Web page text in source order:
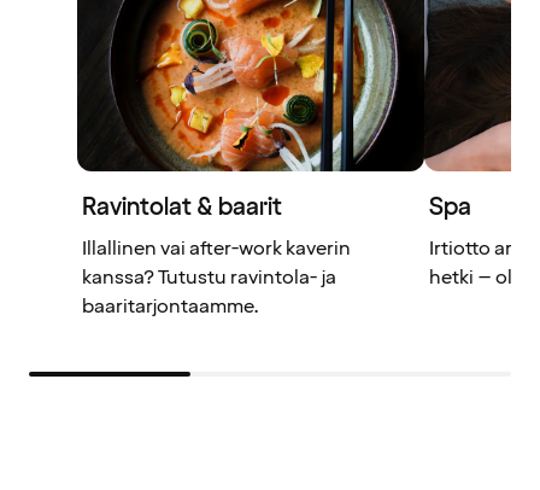
Ravintolat & baarit
Illallinen vai after-work kaverin
kanssa? Tutustu ravintola- ja
baaritarjontaamme.
Spa
Irtiotto
hetki – olet